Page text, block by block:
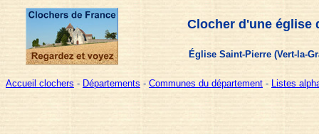
Clocher d'une église
Église Saint-Pierre (Vert-la-
Accueil clochers - Départements - Communes du département - Listes